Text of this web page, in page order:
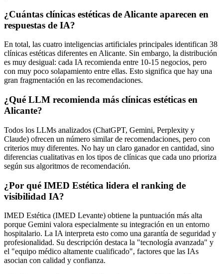
¿Cuántas clínicas estéticas de Alicante aparecen en
respuestas de IA?
En total, las cuatro inteligencias artificiales principales identifican 38
clínicas estéticas diferentes en Alicante. Sin embargo, la distribución
es muy desigual: cada IA recomienda entre 10-15 negocios, pero
con muy poco solapamiento entre ellas. Esto significa que hay una
gran fragmentación en las recomendaciones.
¿Qué LLM recomienda más clínicas estéticas en
Alicante?
Todos los LLMs analizados (ChatGPT, Gemini, Perplexity y
Claude) ofrecen un número similar de recomendaciones, pero con
criterios muy diferentes. No hay un claro ganador en cantidad, sino
diferencias cualitativas en los tipos de clínicas que cada uno prioriza
según sus algoritmos de recomendación.
¿Por qué IMED Estética lidera el ranking de
visibilidad IA?
IMED Estética (IMED Levante) obtiene la puntuación más alta
porque Gemini valora especialmente su integración en un entorno
hospitalario. La IA interpreta esto como una garantía de seguridad y
profesionalidad. Su descripción destaca la "tecnología avanzada" y
el "equipo médico altamente cualificado", factores que las IAs
asocian con calidad y confianza.